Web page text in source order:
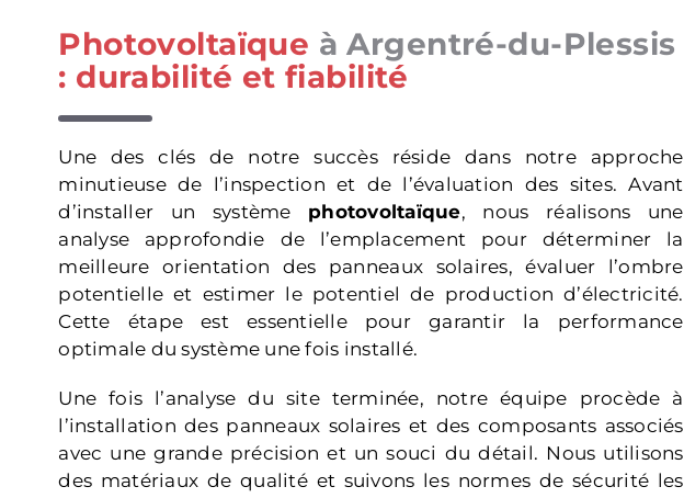
Photovoltaïque à Argentré-du-Plessis
: durabilité et fiabilité
Une des clés de notre succès réside dans notre approche
minutieuse de l’inspection et de l’évaluation des sites. Avant
d’installer un système photovoltaïque, nous réalisons une
analyse approfondie de l’emplacement pour déterminer la
meilleure orientation des panneaux solaires, évaluer l’ombre
potentielle et estimer le potentiel de production d’électricité.
Cette étape est essentielle pour garantir la performance
optimale du système une fois installé.
Une fois l’analyse du site terminée, notre équipe procède à
l’installation des panneaux solaires et des composants associés
avec une grande précision et un souci du détail. Nous utilisons
des matériaux de qualité et suivons les normes de sécurité les